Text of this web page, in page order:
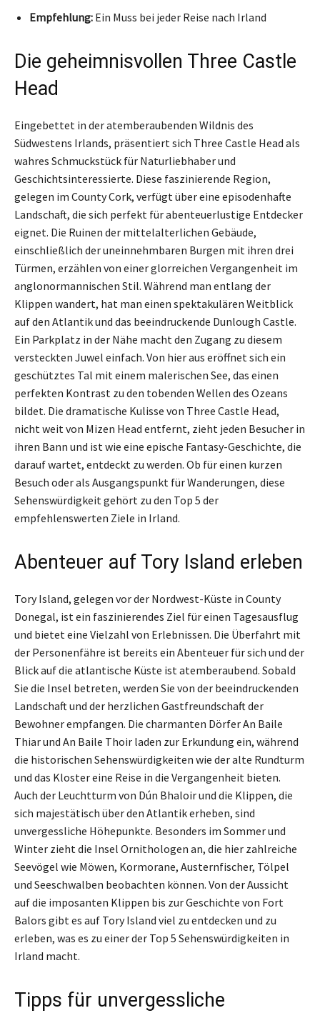
Empfehlung: Ein Muss bei jeder Reise nach Irland
Die geheimnisvollen Three Castle
Head
Eingebettet in der atemberaubenden Wildnis des
Südwestens Irlands, präsentiert sich Three Castle Head als
wahres Schmuckstück für Naturliebhaber und
Geschichtsinteressierte. Diese faszinierende Region,
gelegen im County Cork, verfügt über eine episodenhafte
Landschaft, die sich perfekt für abenteuerlustige Entdecker
eignet. Die Ruinen der mittelalterlichen Gebäude,
einschließlich der uneinnehmbaren Burgen mit ihren drei
Türmen, erzählen von einer glorreichen Vergangenheit im
anglonormannischen Stil. Während man entlang der
Klippen wandert, hat man einen spektakulären Weitblick
auf den Atlantik und das beeindruckende Dunlough Castle.
Ein Parkplatz in der Nähe macht den Zugang zu diesem
versteckten Juwel einfach. Von hier aus eröffnet sich ein
geschütztes Tal mit einem malerischen See, das einen
perfekten Kontrast zu den tobenden Wellen des Ozeans
bildet. Die dramatische Kulisse von Three Castle Head,
nicht weit von Mizen Head entfernt, zieht jeden Besucher in
ihren Bann und ist wie eine epische Fantasy-Geschichte, die
darauf wartet, entdeckt zu werden. Ob für einen kurzen
Besuch oder als Ausgangspunkt für Wanderungen, diese
Sehenswürdigkeit gehört zu den Top 5 der
empfehlenswerten Ziele in Irland.
Abenteuer auf Tory Island erleben
Tory Island, gelegen vor der Nordwest-Küste in County
Donegal, ist ein faszinierendes Ziel für einen Tagesausflug
und bietet eine Vielzahl von Erlebnissen. Die Überfahrt mit
der Personenfähre ist bereits ein Abenteuer für sich und der
Blick auf die atlantische Küste ist atemberaubend. Sobald
Sie die Insel betreten, werden Sie von der beeindruckenden
Landschaft und der herzlichen Gastfreundschaft der
Bewohner empfangen. Die charmanten Dörfer An Baile
Thiar und An Baile Thoir laden zur Erkundung ein, während
die historischen Sehenswürdigkeiten wie der alte Rundturm
und das Kloster eine Reise in die Vergangenheit bieten.
Auch der Leuchtturm von Dún Bhaloir und die Klippen, die
sich majestätisch über den Atlantik erheben, sind
unvergessliche Höhepunkte. Besonders im Sommer und
Winter zieht die Insel Ornithologen an, die hier zahlreiche
Seevögel wie Möwen, Kormorane, Austernfischer, Tölpel
und Seeschwalben beobachten können. Von der Aussicht
auf die imposanten Klippen bis zur Geschichte von Fort
Balors gibt es auf Tory Island viel zu entdecken und zu
erleben, was es zu einer der Top 5 Sehenswürdigkeiten in
Irland macht.
Tipps für unvergessliche